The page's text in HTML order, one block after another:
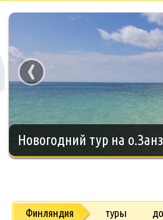
Новогодний тур на
‹
Финляндия туры